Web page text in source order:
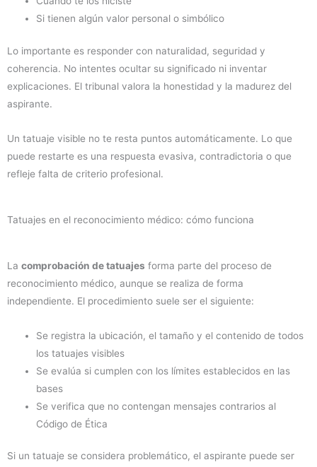
Si tienen algún valor personal o simbólico
Lo importante es responder con naturalidad, seguridad y
coherencia. No intentes ocultar su significado ni inventar
explicaciones. El tribunal valora la honestidad y la madurez del
aspirante.
Un tatuaje visible no te resta puntos automáticamente. Lo que
puede restarte es una respuesta evasiva, contradictoria o que
refleje falta de criterio profesional.
Tatuajes en el reconocimiento médico: cómo funciona
La comprobación de tatuajes forma parte del proceso de
reconocimiento médico, aunque se realiza de forma
independiente. El procedimiento suele ser el siguiente:
Se registra la ubicación, el tamaño y el contenido de todos
los tatuajes visibles
Se evalúa si cumplen con los límites establecidos en las
bases
Se verifica que no contengan mensajes contrarios al
Código de Ética
Si un tatuaje se considera problemático, el aspirante puede ser